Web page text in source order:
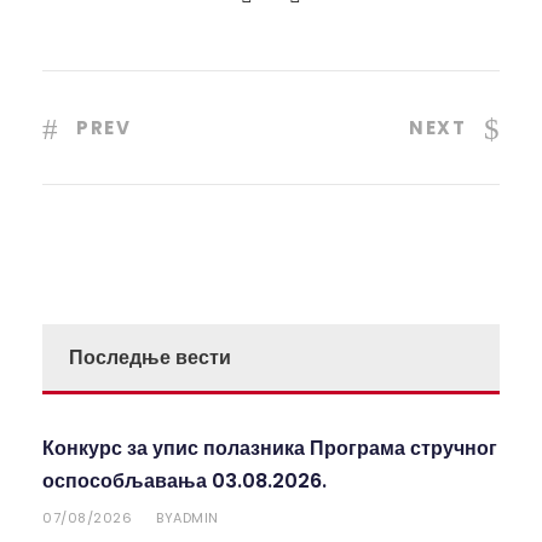
PREV NEXT
Последње вести
Конкурс за упис полазника Програма стручног
оспособљавања 03.08.2026.
07/08/2026 BYADMIN